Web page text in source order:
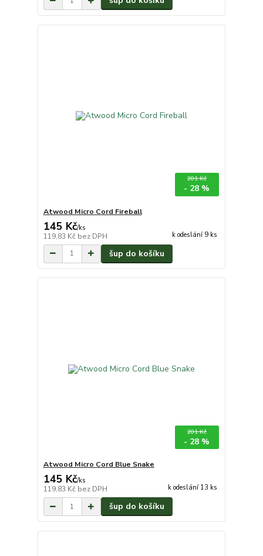
201 Kč
- 28 %
Atwood Micro Cord Fireball
145 Kč/ks
119,83 Kč bez DPH k odeslání 9 ks
šup do košíku
201 Kč
- 28 %
Atwood Micro Cord Blue Snake
145 Kč/ks
119,83 Kč bez DPH k odeslání 13 ks
šup do košíku